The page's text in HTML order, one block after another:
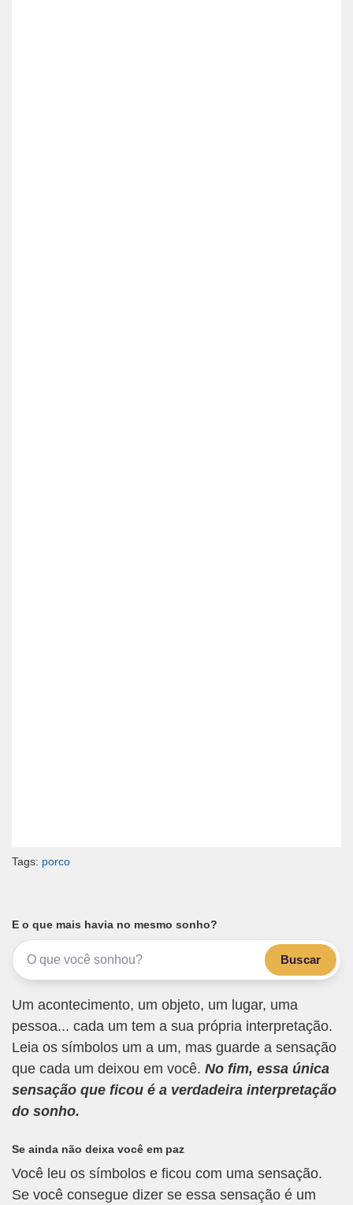
Tags: porco
E o que mais havia no mesmo sonho?
Buscar
Um acontecimento, um objeto, um lugar, uma
pessoa... cada um tem a sua própria interpretação.
Leia os símbolos um a um, mas guarde a sensação
que cada um deixou em você. No fim, essa única
sensação que ficou é a verdadeira interpretação
do sonho.
Se ainda não deixa você em paz
Você leu os símbolos e ficou com uma sensação.
Se você consegue dizer se essa sensação é um